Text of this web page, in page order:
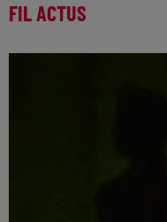
FIL ACTUS